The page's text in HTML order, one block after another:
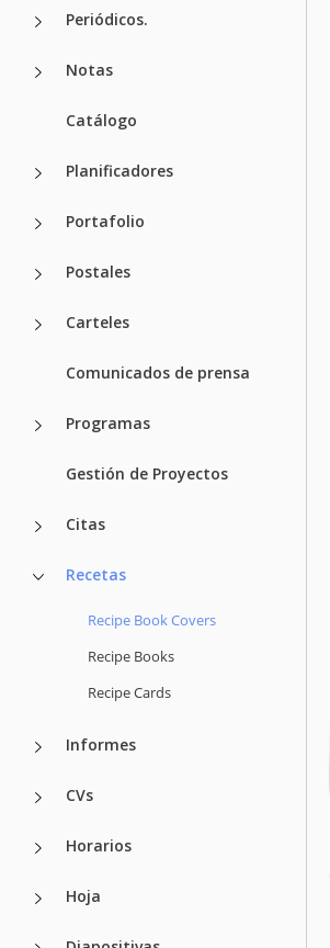
Periódicos.
Notas
Catálogo
Planificadores
Portafolio
Postales
Carteles
Comunicados de prensa
Programas
Gestión de Proyectos
Citas
Recetas
Recipe Book Covers
Recipe Books
Recipe Cards
Informes
CVs
Horarios
Hoja